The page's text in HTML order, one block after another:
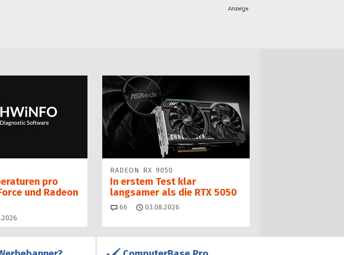
pro
und Radeon
RADEON RX 9050
In erstem Test klar
langsamer als die RTX 5050
66 Kommentare
03.08.2026